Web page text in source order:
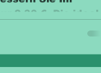
2,30 €. Die ideale